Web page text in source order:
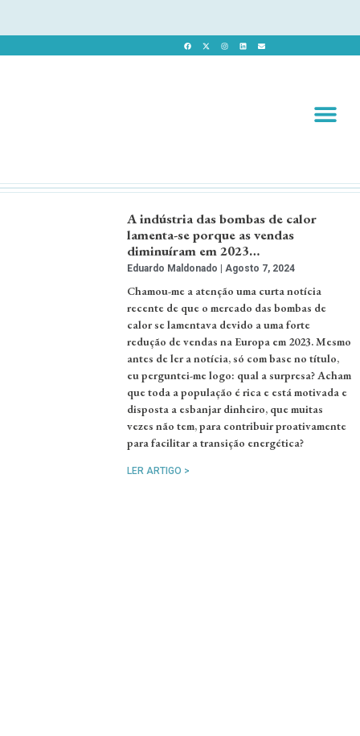
A indústria das bombas de calor
lamenta-se porque as vendas
diminuíram em 2023…
Eduardo Maldonado Agosto 7, 2024
Chamou-me a atenção uma curta notícia
recente de que o mercado das bombas de
calor se lamentava devido a uma forte
redução de vendas na Europa em 2023. Mesmo
antes de ler a notícia, só com base no título,
eu perguntei-me logo: qual a surpresa? Acham
que toda a população é rica e está motivada e
disposta a esbanjar dinheiro, que muitas
vezes não tem, para contribuir proativamente
para facilitar a transição energética?
LER ARTIGO >